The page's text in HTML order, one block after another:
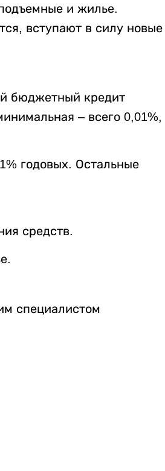
и жилье.
вступают в силу новые
бюджетный кредит
– всего 0,01%,
годовых. Остальные
средств.
специалистом